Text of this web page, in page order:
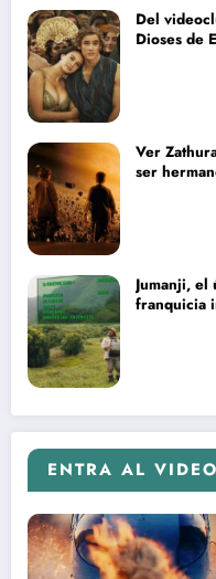
Del
Dioses de
Ver
ser
Jumanji,
franquicia
ENTRA AL